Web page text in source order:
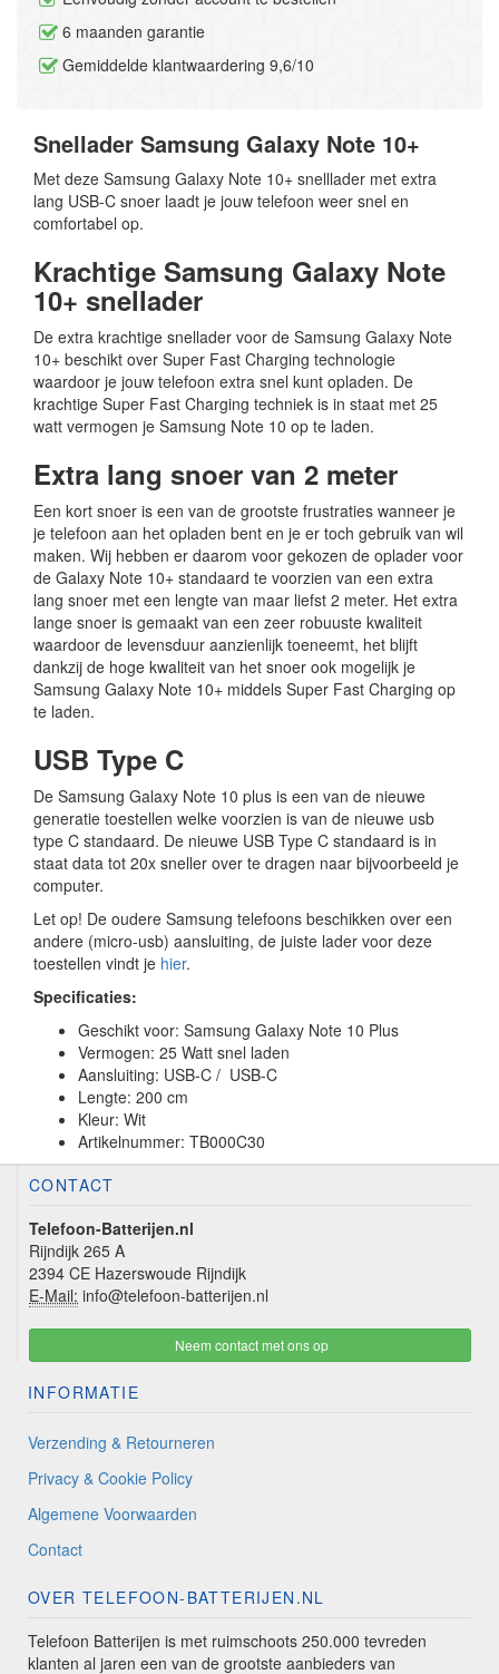
6 maanden garantie
Gemiddelde klantwaardering 9,6/10
Snellader Samsung Galaxy Note 10+
Met deze Samsung Galaxy Note 10+ snelllader met extra
lang USB-C snoer laadt je jouw telefoon weer snel en
comfortabel op.
Krachtige Samsung Galaxy Note
10+ snellader
De extra krachtige snellader voor de Samsung Galaxy Note
10+ beschikt over Super Fast Charging technologie
waardoor je jouw telefoon extra snel kunt opladen. De
krachtige Super Fast Charging techniek is in staat met 25
watt vermogen je Samsung Note 10 op te laden.
Extra lang snoer van 2 meter
Een kort snoer is een van de grootste frustraties wanneer je
je telefoon aan het opladen bent en je er toch gebruik van wil
maken. Wij hebben er daarom voor gekozen de oplader voor
de Galaxy Note 10+ standaard te voorzien van een extra
lang snoer met een lengte van maar liefst 2 meter. Het extra
lange snoer is gemaakt van een zeer robuuste kwaliteit
waardoor de levensduur aanzienlijk toeneemt, het blijft
dankzij de hoge kwaliteit van het snoer ook mogelijk je
Samsung Galaxy Note 10+ middels Super Fast Charging op
te laden.
USB Type C
De Samsung Galaxy Note 10 plus is een van de nieuwe
generatie toestellen welke voorzien is van de nieuwe usb
type C standaard. De nieuwe USB Type C standaard is in
staat data tot 20x sneller over te dragen naar bijvoorbeeld je
computer.
Let op! De oudere Samsung telefoons beschikken over een
andere (micro-usb) aansluiting, de juiste lader voor deze
toestellen vindt je hier.
Specificaties:
Geschikt voor: Samsung Galaxy Note 10 Plus
Vermogen: 25 Watt snel laden
Aansluiting: USB-C / USB-C
Lengte: 200 cm
Kleur: Wit
Artikelnummer: TB000C30
CONTACT
Telefoon-Batterijen.nl
Rijndijk 265 A
2394 CE Hazerswoude Rijndijk
E-Mail: info@telefoon-batterijen.nl
Neem contact met ons op
INFORMATIE
Verzending & Retourneren
Privacy & Cookie Policy
Algemene Voorwaarden
Contact
OVER TELEFOON-BATTERIJEN.NL
Telefoon Batterijen is met ruimschoots 250.000 tevreden
klanten al jaren een van de grootste aanbieders van